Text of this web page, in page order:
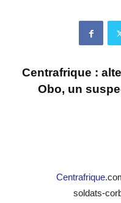
Centrafrique :
Obo, un
Centrafrique
soldats-